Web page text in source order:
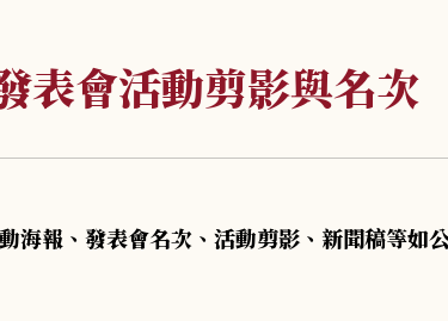
表會活動剪影與名次
報、發表會名次、活動剪影、新聞稿等如